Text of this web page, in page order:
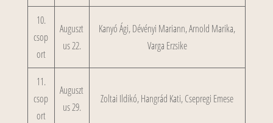
10.
csop
ort
Auguszt
us 22.
Kanyó Ági, Dévényi Mariann, Arnold Marika,
Varga Erzsike
11.
csop
ort
Auguszt
us 29.
Zoltai Ildikó, Hangrád Kati, Csepregi Emese